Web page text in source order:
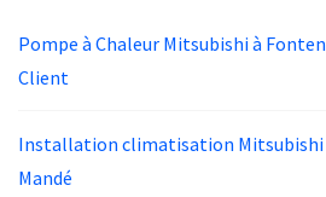
Pompe à Chaleur Mitsubishi à
Client
Installation climatisation Mitsubishi
Mandé